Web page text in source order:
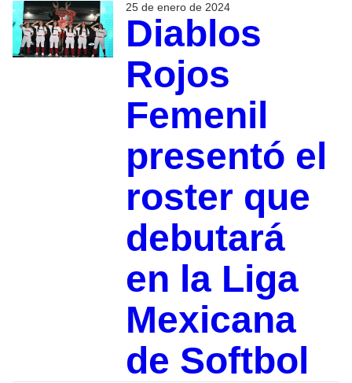
25 de enero de 2024
Diablos
Rojos
Femenil
presentó el
roster que
debutará
en la Liga
Mexicana
de Softbol